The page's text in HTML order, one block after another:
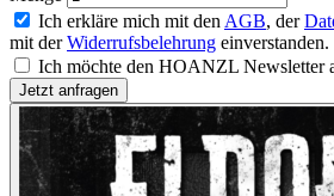
Ich erkläre mich mit den AGB, der
mit derWiderrufsbelehrung einverstanden.
Ich möchte den HOANZL Newsletter